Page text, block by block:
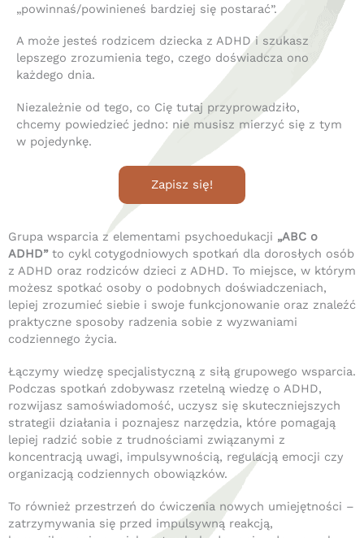
„powinnaś/powinieneś bardziej się postarać”.
A może jesteś rodzicem dziecka z ADHD i szukasz
lepszego zrozumienia tego, czego doświadcza ono
każdego dnia.
Niezależnie od tego, co Cię tutaj przyprowadziło,
chcemy powiedzieć jedno: nie musisz mierzyć się z tym
w pojedynkę.
Zapisz się!
Grupa wsparcia z elementami psychoedukacji „ABC o
ADHD”to cykl cotygodniowych spotkań dla dorosłych osób
z ADHD oraz rodziców dzieci z ADHD. To miejsce, w którym
możesz spotkać osoby o podobnych doświadczeniach,
lepiej zrozumieć siebie i swoje funkcjonowanie oraz znaleźć
praktyczne sposoby radzenia sobie z wyzwaniami
codziennego życia.
Łączymy wiedzę specjalistyczną z siłą grupowego wsparcia.
Podczas spotkań zdobywasz rzetelną wiedzę o ADHD,
rozwijasz samoświadomość, uczysz się skuteczniejszych
strategii działania i poznajesz narzędzia, które pomagają
lepiej radzić sobie z trudnościami związanymi z
koncentracją uwagi, impulsywnością, regulacją emocji czy
organizacją codziennych obowiązków.
To również przestrzeń do ćwiczenia nowych umiejętności –
zatrzymywania się przed impulsywną reakcją,